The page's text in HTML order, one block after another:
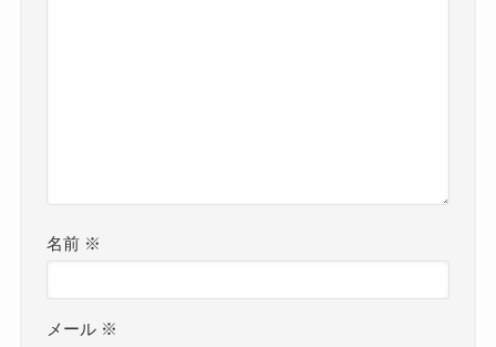
名前 ※
メール ※